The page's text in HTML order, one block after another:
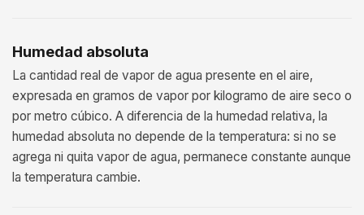
Humedad absoluta
La cantidad real de vapor de agua presente en el aire,
expresada en gramos de vapor por kilogramo de aire seco o
por metro cúbico. A diferencia de la humedad relativa, la
humedad absoluta no depende de la temperatura: si no se
agrega ni quita vapor de agua, permanece constante aunque
la temperatura cambie.